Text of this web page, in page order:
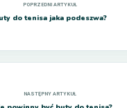
do tenisa jaka podeszwa?